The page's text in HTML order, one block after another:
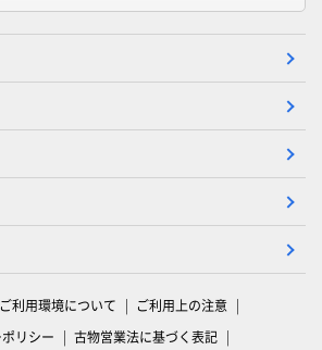
ご利用環境について
ご利用上の注意
リシー
古物営業法に基づく表記